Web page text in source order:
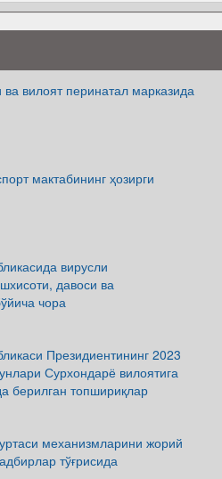
вилоят перинатал марказида
мактабининг ҳозирги
вирусли
давоси ва
чора
Президиентининг 2023
Сурхондарё вилоятига
берилган топшириқлар
механизмларини жорий
тўғрисида